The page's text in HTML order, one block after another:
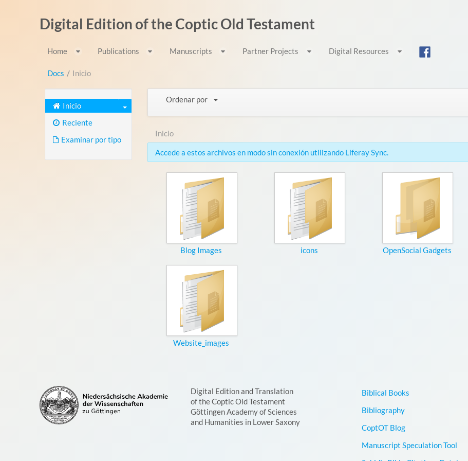
Digital Edition of the Coptic Old Testament
Home Publications Manuscripts Partner Projects Digital Resources
Docs / Inicio
Inicio
Reciente
Examinar por tipo
Ordenar por
Inicio
Accede a estos archivos en modo sin conexión utilizando Liferay Sync.
Blog Images icons OpenSocial Gadgets
Website_images
Digital Edition and Translation
of the Coptic Old Testament
Göttingen Academy of Sciences
and Humanities in Lower Saxony
Biblical Books
Bibliography
CoptOT Blog
Manuscript Speculation Tool